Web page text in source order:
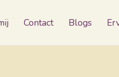
Contact Blogs